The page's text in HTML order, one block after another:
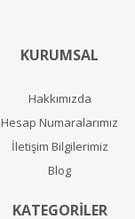
KURUMSAL
Hakkımızda
Hesap Numaralarımız
İletişim Bilgilerimiz
Blog
KATEGORİLER